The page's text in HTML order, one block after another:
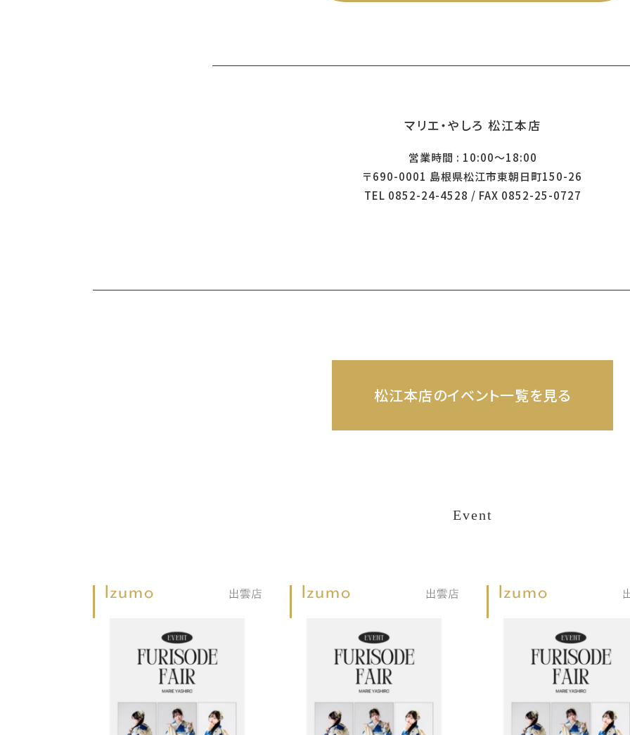
マリエ・やしろ 松江本店
営業時間 : 10:00～18:00
〒690-0001 島根県松江市東朝日町150-26
TEL 0852-24-4528 / FAX 0852-25-0727
松江本店のイベント一覧を見る
Event